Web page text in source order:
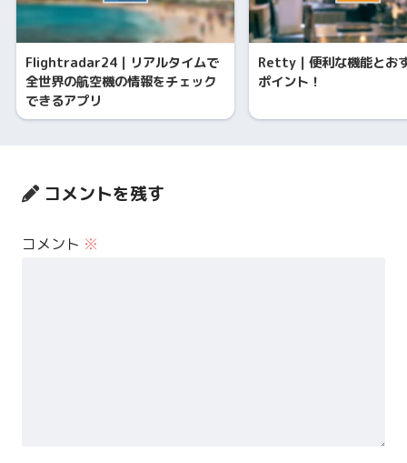
Flightradar24｜リアルタイムで
全世界の航空機の情報をチェック
できるアプリ
Retty｜便利な機能とお
ポイント！
コメントを残す
コメント ※